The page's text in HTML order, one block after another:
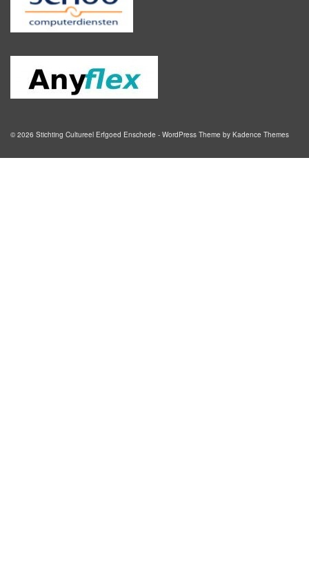
© 2026 Stichting Cultureel Erfgoed Enschede - WordPress Theme by Kadence Themes